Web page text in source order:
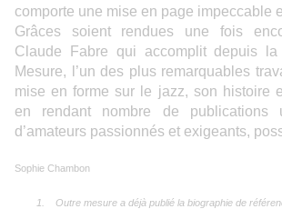
comporte une mise en page impeccable
Grâces soient rendues une fois
Claude Fabre qui accomplit depuis la
Mesure, l’un des plus remarquables
mise en forme sur le jazz, son histoire
en rendant nombre de publications
d’amateurs passionnés et exigeants,
Sophie Chambon
1.
Outre mesure a déjà publié la biographie de